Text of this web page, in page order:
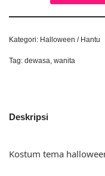
Kategori: Halloween / Hantu
Tag: dewasa, wanita
Deskripsi
Kostum tema